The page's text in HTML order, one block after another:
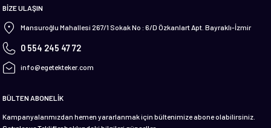
Ekipmanları
BİZE ULAŞIN
Mansuroğlu Mahallesi 267/1 Sokak No : 6/D Özkanlart Apt. Bayraklı-İzmir
0 554 245 47 72
info@egetekteker.com
BÜLTEN ABONELİK
Kampanyalarımızdan hemen yararlanmak için bültenimize abone olabilirsiniz.